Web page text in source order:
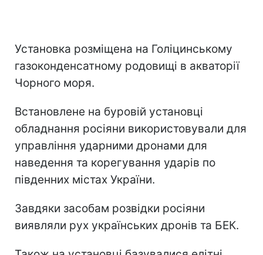
Установка розміщена на Голіцинському
газоконденсатному родовищі в акваторії
Чорного моря.
Встановлене на буровій установці
обладнання росіяни використовували для
управління ударними дронами для
наведення та корегування ударів по
південних містах України.
Завдяки засобам розвідки росіяни
виявляли рух українських дронів та БЕК.